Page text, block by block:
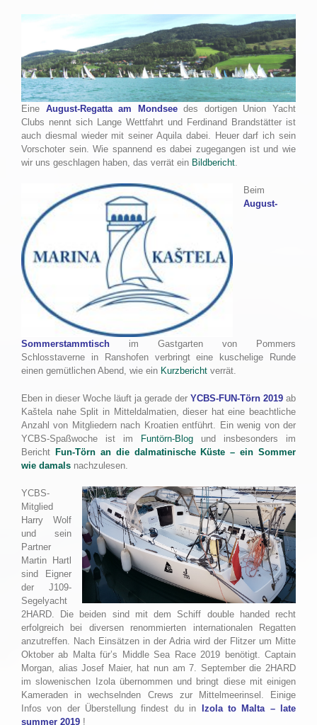
Eine August-Regatta am Mondseedes dortigen Union Yacht
Clubs nennt sich Lange Wettfahrt und Ferdinand Brandstätter ist
auch diesmal wieder mit seiner Aquila dabei. Heuer darf ich sein
Vorschoter sein. Wie spannend es dabei zugegangen ist und wie
wir uns geschlagen haben, das verrät ein Bildbericht
Beim
August-
Sommerstammtisch im Gastgarten von Pommers
Schlosstaverne in Ranshofen verbringt eine kuschelige Runde
einen gemütlichen Abend, wie ein Kurzbericht verrät.
Eben in dieser Woche läuft ja gerade der YCBS-FUN-Törn 2019 ab
Kaštela nahe Split in Mitteldalmatien, dieser hat eine beachtliche
Anzahl von Mitgliedern nach Kroatien entführt. Ein wenig von der
YCBS-Spaßwoche ist im Funtörn-Blog und insbesonders im
Bericht Fun-Törn an die dalmatinische Küste – ein Sommer
wie damals nachzulesen.
YCBS-
Mitglied
Harry Wolf
und sein
Partner
Martin Hartl
sind Eigner
der J109-
Segelyacht
2HARD. Die beiden sind mit dem Schiff double handed recht
erfolgreich bei diversen renommierten internationalen Regatten
anzutreffen. Nach Einsätzen in der Adria wird der Flitzer um Mitte
Oktober ab Malta für’s Middle Sea Race 2019 benötigt. Captain
Morgan, alias Josef Maier, hat nun am 7. September die 2HARD
im slowenischen Izola übernommen und bringt diese mit einigen
Kameraden in wechselnden Crews zur Mittelmeerinsel. Einige
Infos von der Überstellung findest du in Izola to Malta – late
summer 2019 !